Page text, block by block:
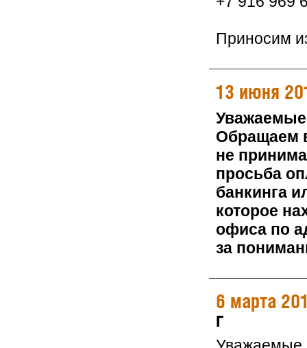
Приносим
13 июня
Обращаем
не
просьба
банкинга
которое
офиса по
за
6 марта
г